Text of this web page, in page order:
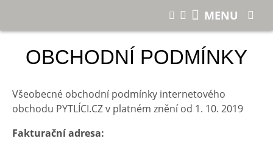
Obchodní podmínky
OBCHODNÍ PODMÍNKY
Všeobecné obchodní podmínky internetového
obchodu PYTLÍCI.CZ v platném znění od 1. 10. 2019
Fakturační adresa:
MENU